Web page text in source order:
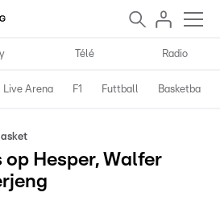
Télé Radio
Live Arena F1 Futtball Basketball
Hesper, Walfer